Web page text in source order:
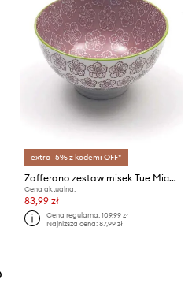
extra -5% z kodem: OFF*
Zafferano zestaw misek Tue Micro 90 ml 6-pack
Cena aktualna:
83,99 zł
Cena regularna:109,99 zł
Najniższa cena:87,99 zł